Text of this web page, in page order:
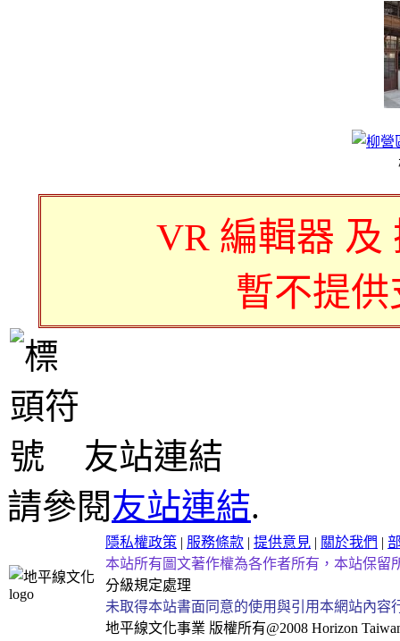
VR 編輯器 及
暫不提
友站連結
請參閱友站連結.
隱私權政策 | 服務條款 | 提供意見 | 關於我們 |
本站所有圖文著作權為各作者所有，本站保留
分級規定處理
未取得本站書面同意的使用與引用本網站內
地平線文化事業 版權所有@2008 Horizon